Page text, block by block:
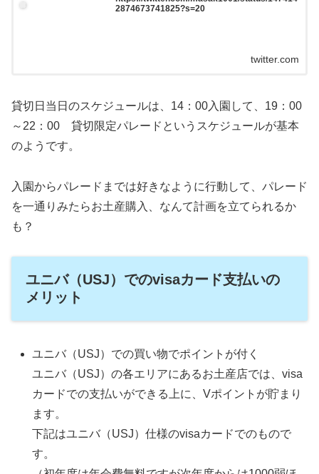
2874673741825?s=20
twitter.com
貸切日当日のスケジュールは、14：00入園して、19：00
～22：00 貸切限定パレードというスケジュールが基本
のようです。
入園からパレードまでは好きなように行動して、パレード
を一通りみたらお土産購入、なんて計画を立てられるか
も？
ユニバ（USJ）でのvisaカード支払いの
メリット
ユニバ（USJ）での買い物でポイントが付く
ユニバ（USJ）の各エリアにあるお土産店では、visa
カードでの支払いができる上に、Vポイントが貯まり
ます。
下記はユニバ（USJ）仕様のvisaカードでのもので
す。